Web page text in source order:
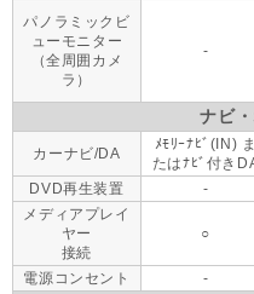
パノラミックビ
ューモニター
（全周囲カメ
ラ）
-
ナビ
カーナビ/DA
ﾒﾓﾘｰﾅﾋﾞ(IN) ま
たはﾅﾋﾞ付き
DVD再生装置 -
メディアプレイ
ヤー
接続
○
電源コンセント -